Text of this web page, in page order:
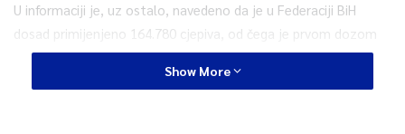
U informaciji je, uz ostalo, navedeno da je u Federaciji BiH
dosad primijenjeno 164.780 cjepiva, od čega je prvom dozom
cijepljeno 134.299, a drugom 30.481 građana. Za sve koji su
primili prvu, osigurana je i druga doza cjepiva.
Show More